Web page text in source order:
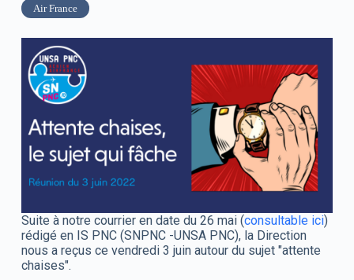
Air France
Suite à notre courrier en date du 26 mai (consultable ici)
rédigé en IS PNC (SNPNC -UNSA PNC), la Direction
nous a reçus ce vendredi 3 juin autour du sujet "attente
chaises".